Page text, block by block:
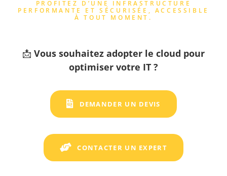
PROFITEZ D’UNE INFRASTRUCTURE
PERFORMANTE ET SÉCURISÉE, ACCESSIBLE
À TOUT MOMENT.
📩 Vous souhaitez adopter le cloud pour
optimiser votre IT ?
DEMANDER UN DEVIS
CONTACTER UN EXPERT